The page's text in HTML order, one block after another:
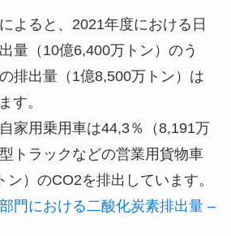
よると、2021年度における日
量（10億6,400万トン）のう
排出量（1億8,500万トン）は
す。
家用乗用車は44,3％（8,191万
トラックなどの営業用貨物車
ン）のCO2を排出しています。
門における二酸化炭素排出量 –